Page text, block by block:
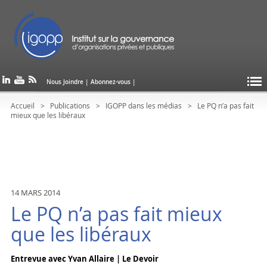
Nous Joindre |Abonnez-vous |
Accueil Publications IGOPP dans les médias
Le PQ n’a pas fait
mieux que les libéraux
14 MARS 2014
Le PQ n’a pas fait mieux
que les libéraux
Entrevue avec Yvan Allaire | Le Devoir